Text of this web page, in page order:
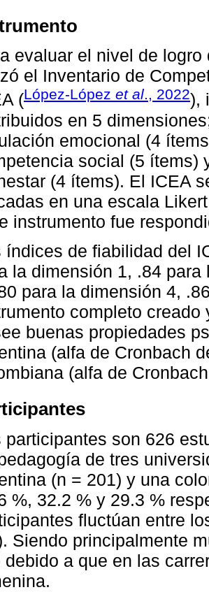
evaluar el nivel de
el Inventario de
(López-López et al., 2022),
en 5
emocional (4
social (5 ítems)
(4 ítems). El ICEA
en una escala
instrumento fue
índices de fiabilidad del
la dimensión 1, .84
para la dimensión 4,
completo
buenas propiedades
(alfa de Cronbach
(alfa de
participantes son 626
de tres
(n = 201) y una
%, 32.2 % y 29.3 %
fluctúan entre
Siendo principalmente
debido a que en las